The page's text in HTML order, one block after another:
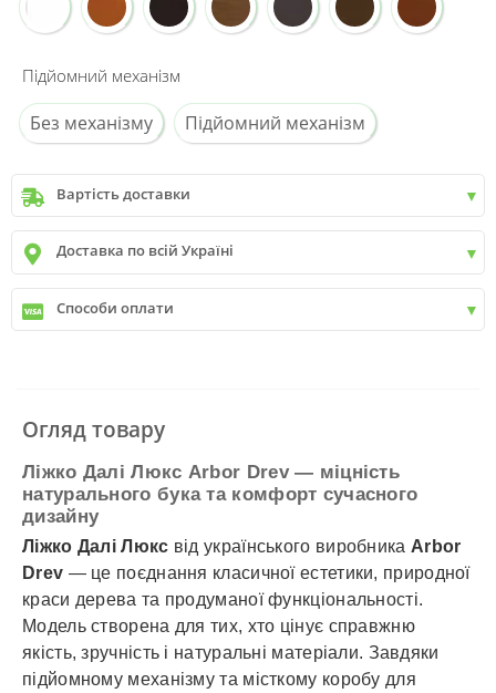
Підйомний механізм
Без механізму Підйомний механізм
Вартість доставки
Київдо9999 грн. -400 грн.
Київвід9999 грн - БЕЗКОШТОВНО
Київ передмістя +30 грн\км
Доставка по всій Україні
✓Нова пошта
✓Делівері
✓Автолюкс
Способи оплати
✓ Детальніше
Огляд товару
Ліжко Далі Люкс Arbor Drev — міцність
натурального бука та комфорт сучасного
дизайну
Ліжко Далі Люкс від українського виробника Arbor
Drev — це поєднання класичної естетики, природної
краси дерева та продуманої функціональності.
Модель створена для тих, хто цінує справжню
якість, зручність і натуральні матеріали. Завдяки
підйомному механізму та місткому коробу для